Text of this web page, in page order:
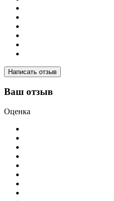
Написать отзыв
Ваш отзыв
Оценка